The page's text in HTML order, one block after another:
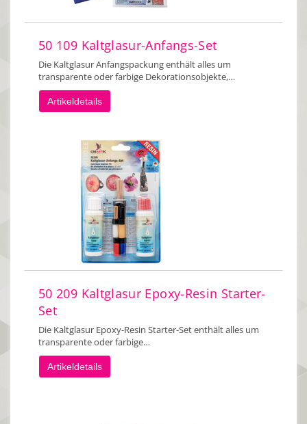
50 109 Kaltglasur-Anfangs-Set
Die Kaltglasur Anfangspackung enthält alles um
transparente oder farbige Dekorationsobjekte,…
Artikeldetails
50 209 Kaltglasur Epoxy-Resin Starter-
Set
Die Kaltglasur Epoxy-Resin Starter-Set enthält alles um
transparente oder farbige…
Artikeldetails